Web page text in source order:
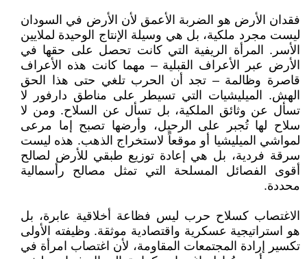
فقدان الأرض هو الضربة الأعمق لأن الأرض في السودان
ليست مجرد ملكية، بل هي وسيلة الإنتاج الوحيدة لملايين
الأسر. المرأة الريفية التي كانت تحصل على حقها في
الأرض عبر الأعراف القبلية – مهما كانت هذه الأعراف
قاصرة وظالمة – تجد أن الحرب تلغي حتى هذا الحق
الهش. الميليشيات التي تسيطر على مناطق دارفور لا
تسأل عن وثائق الملكية، بل تسأل عن السلاح. ومن لا
سلاح لها تُجبر على الرحيل، وأرضها تصبح إما مرعى
لمواشي الميليشيا أو موقعاً لاستخراج الذهب. هذه ليست
سرقة فردية، بل هي إعادة توزيع طبقي للأرض لصالح
أقوى الفصائل المسلحة التي تمثل مصالح رأسمالية
محددة.
الاغتصاب كسلاح حرب ليس فظاعة أخلاقية عابرة، بل
هو استراتيجية عسكرية واقتصادية موثقة. وظيفته الأولى
تكسير إرادة المجتمعات المقاومة، لأن اغتصاب امرأة في